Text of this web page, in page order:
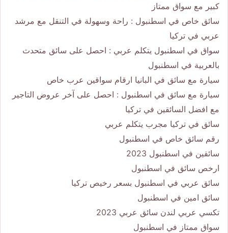
كبير مع سواق ممتاز
سائق خاص في اسطنبول : راحة وسهولة في التنقل مع مرشد
عربي في تركيا
سواق في اسطنبول يتكلم عربي : احصل على سائق متحدث
بالعربية في اسطنبول
سيارة مع سائق في البانيا ارقام سواقين عرب خاص
سيارة مع سائق في اسطنبول : احصل على آخر عروض التاجير
مع افضل السائقين في تركيا
سائق في تركيا مجرب يتكلم عربي
رقم سائق خاص في اسطنبول
سائقين في اسطنبول 2023
ارخص سائق في اسطنبول
سائق عربي في اسطنبول بسعر رخيص تركيا
سائق امين في اسطنبول
تكسي عربي لندن سائق عربي 2023
سواق ممتاز في اسطنبول